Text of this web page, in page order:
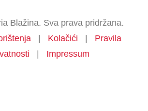
Blažina. Sva prava pridržana.
| Kolačići | Pravila
| Impressum